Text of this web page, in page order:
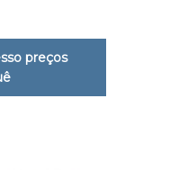
preços